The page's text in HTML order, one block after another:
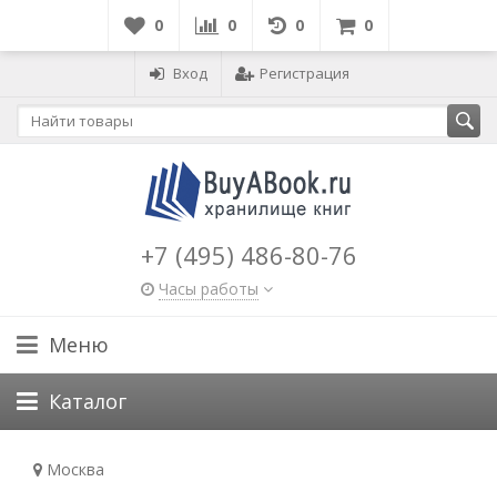
0 0 0 0
Вход Регистрация
+7 (495) 486-80-76
Часы работы
Меню
Каталог
Москва